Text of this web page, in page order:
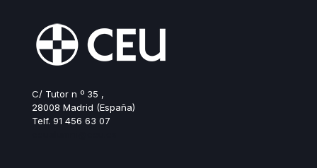
C/ Tutor n º 35 ,
28008 Madrid (España)
Telf. 91 456 63 07